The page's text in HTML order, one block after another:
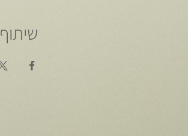
שיתוף